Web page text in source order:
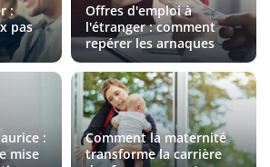
:
pas
Offres d'emploi à
l'étranger : comment
repérer les arnaques
:
mise
Comment la maternité
transforme la carrière